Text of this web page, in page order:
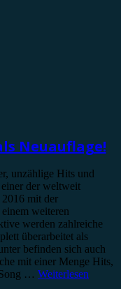
Neuauflage!
unzählige Hits und
einer der weltweit
mit der
einem weiteren
werden zahlreiche
überarbeitet als
befinden sich auch
mit einer Menge Hits,
… Weiterlesen